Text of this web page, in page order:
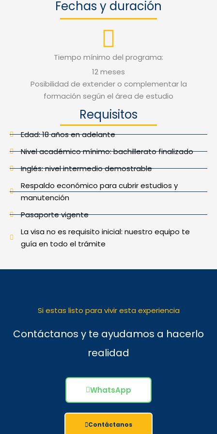
Fechas y duración
Tiempo mínimo del programa:
12 meses
Posibilidad de extender o complementar la
formación según el área de estudio
Requisitos
Edad: 18 años en adelante
Nivel académico mínimo: bachillerato finalizado
Inglés: nivel intermedio demostrable
Respaldo económico para cubrir estudios y
manutención
Pasaporte vigente
La visa no es requisito inicial: nuestro equipo te
guía en todo el trámite
Si estas listo para vivir esta experiencia
Contáctanos y te ayudamos a hacerlo
realidad
WhatsApp
Contáctanos